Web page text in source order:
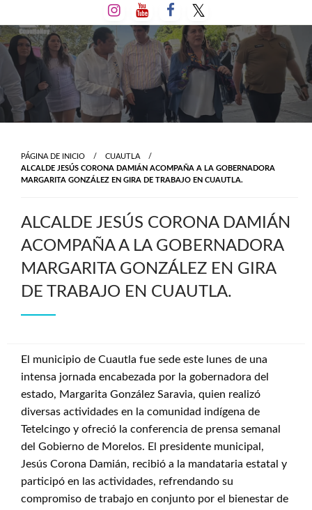
al
contenido
PÁGINA DE INICIO
CUAUTLA
ALCALDE JESÚS CORONA DAMIÁN ACOMPAÑA A LA GOBERNADORA
MARGARITA GONZÁLEZ EN GIRA DE TRABAJO EN CUAUTLA.
ALCALDE JESÚS CORONA DAMIÁN
ACOMPAÑA A LA GOBERNADORA
MARGARITA GONZÁLEZ EN GIRA
DE TRABAJO EN CUAUTLA.
El municipio de Cuautla fue sede este lunes de una
intensa jornada encabezada por la gobernadora del
estado, Margarita González Saravia, quien realizó
diversas actividades en la comunidad indígena de
Tetelcingo y ofreció la conferencia de prensa semanal
del Gobierno de Morelos. El presidente municipal,
Jesús Corona Damián, recibió a la mandataria estatal y
participó en las actividades, refrendando su
compromiso de trabajo en conjunto por el bienestar de